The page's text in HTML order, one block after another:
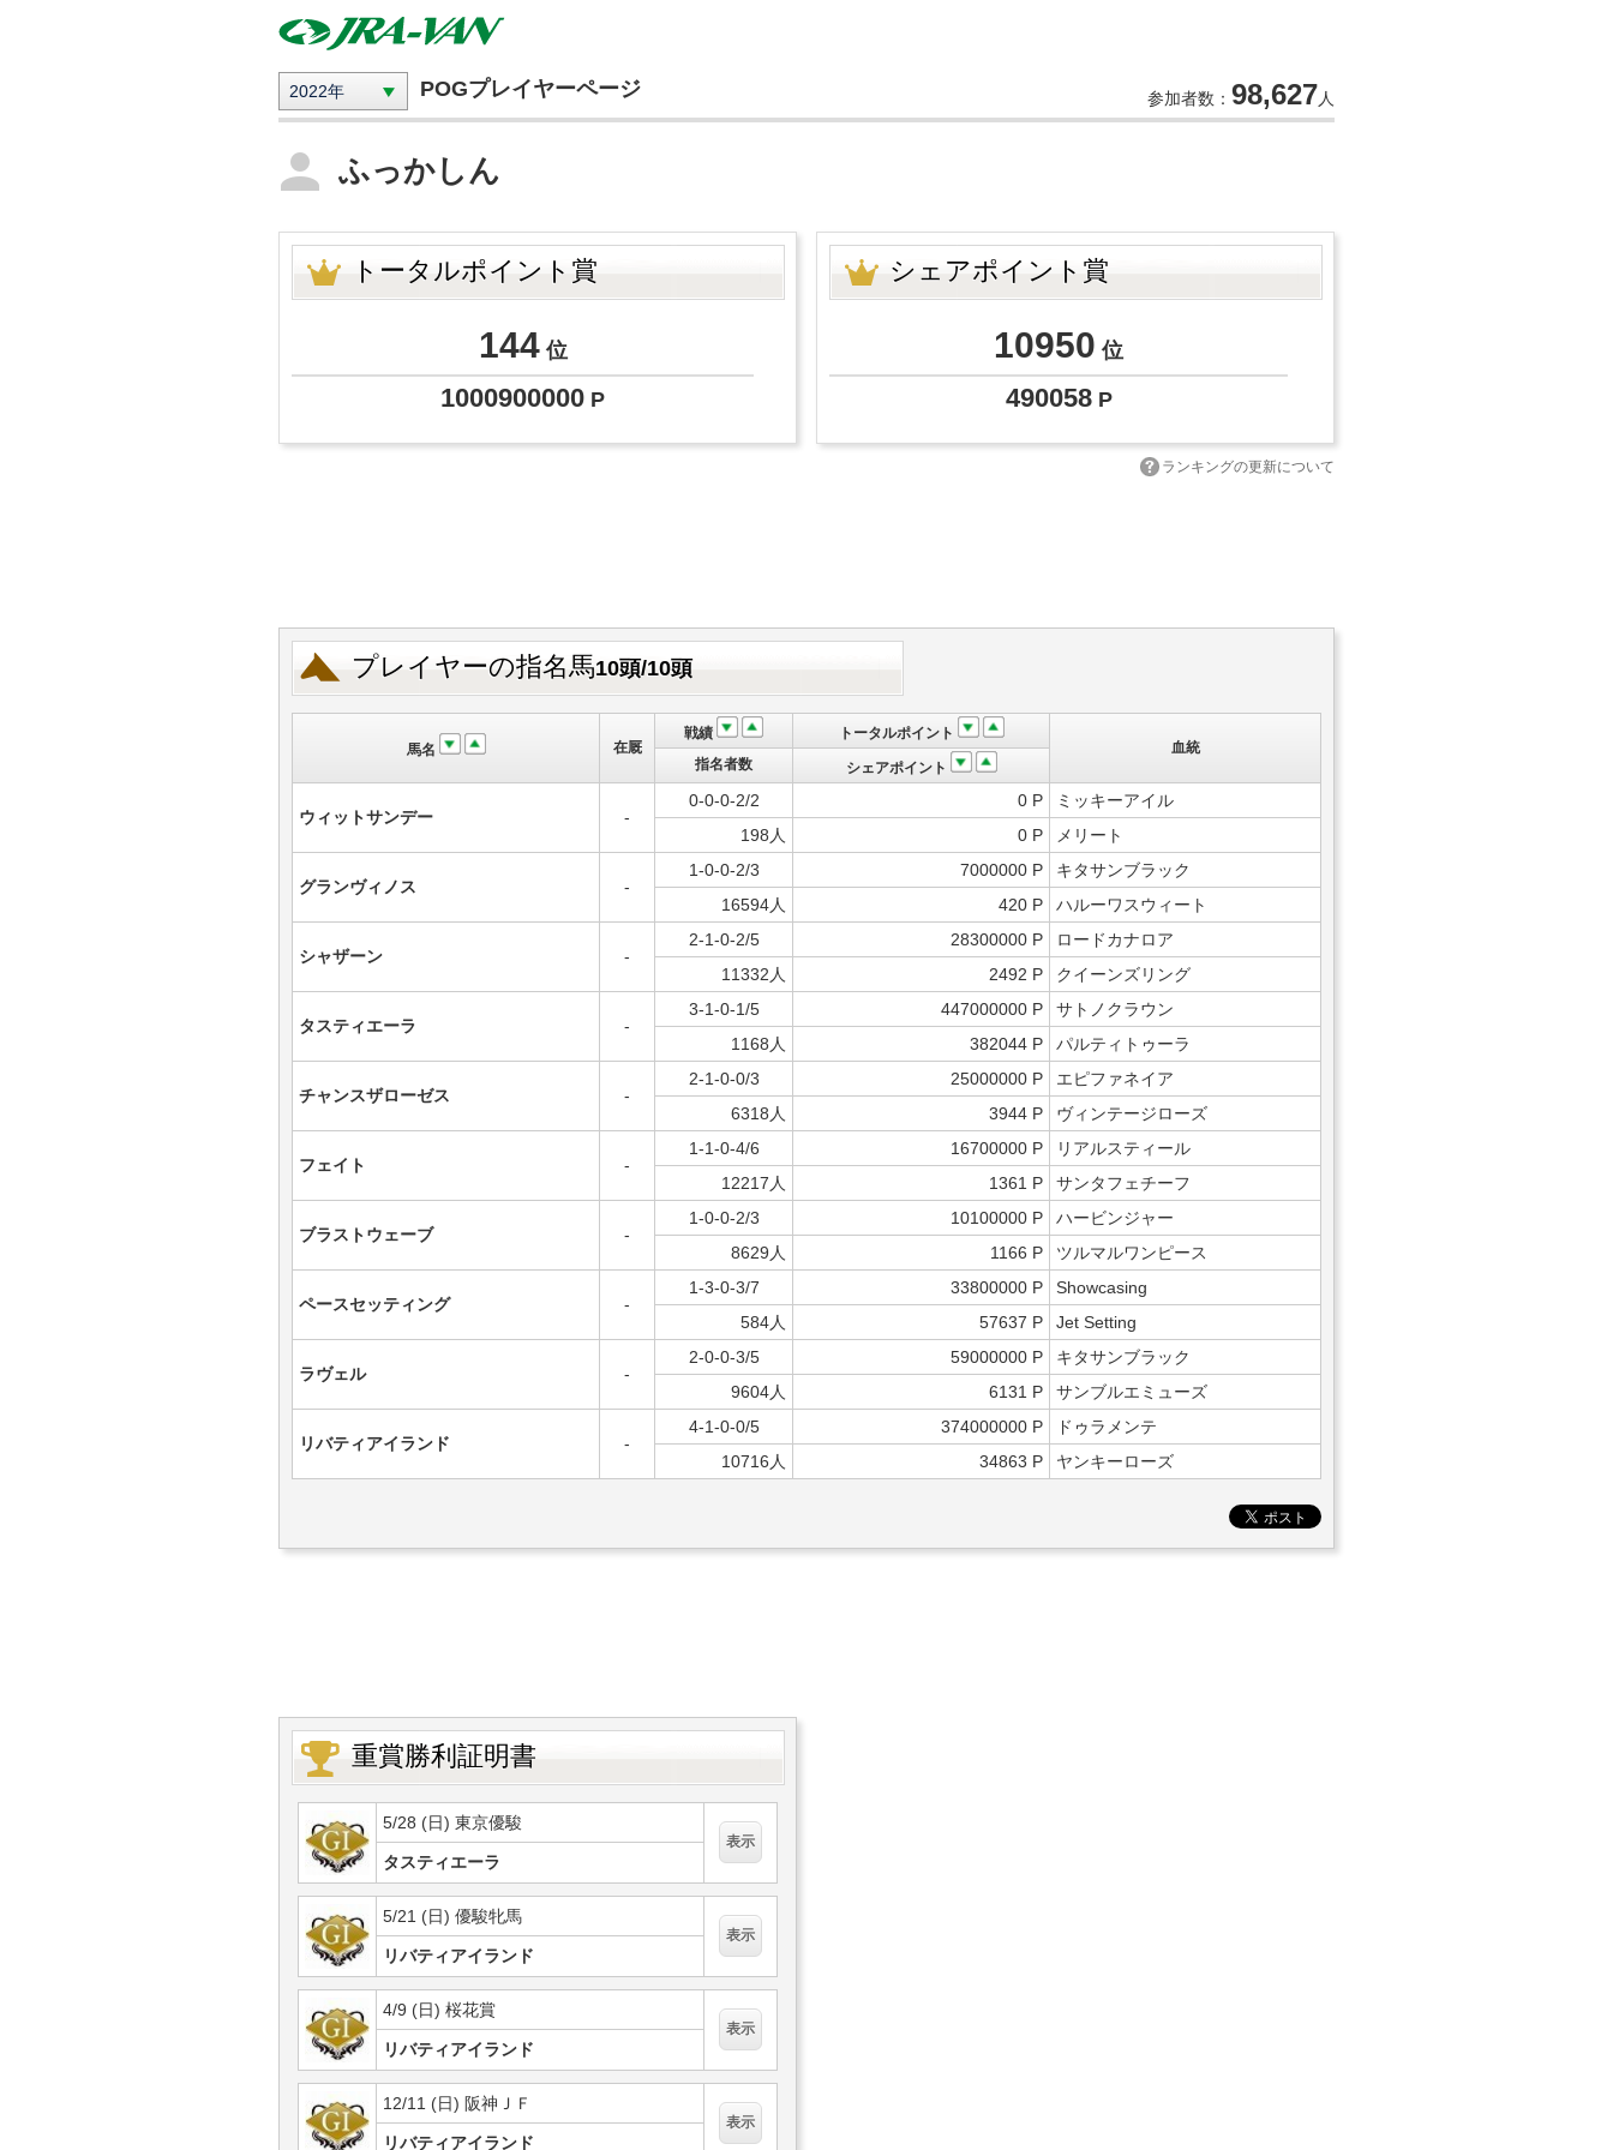
2022年 POGプレイヤーページ 参加者数： 98,627人
ふっかしん
トータルポイント賞
144位
1000900000 P
シェアポイント賞
10950 位
490058P
ランキングの更新について
プレイヤーの指名馬10頭/10頭
馬名 在厩
戦績
トータルポイント
血統
指名者数
シェアポイント
ウィットサンデー -
0-0-0-2/2 0 P
ミッキーアイル
198人
0 P メリート
グランヴィノス -
1-0-0-2/3 7000000 P
キタサンブラック
16594人
420 P ハルーワスウィート
シャザーン -
2-1-0-2/5 28300000 P
ロードカナロア
11332人
2492 P クイーンズリング
タスティエーラ -
3-1-0-1/5 447000000 P
サトノクラウン
1168人
382044 P パルティトゥーラ
チャンスザローゼス -
2-1-0-0/3 25000000 P
エピファネイア
6318人
3944 P ヴィンテージローズ
フェイト -
1-1-0-4/6 16700000 P
リアルスティール
12217人
1361 P サンタフェチーフ
ブラストウェーブ -
1-0-0-2/3 10100000 P
ハービンジャー
8629人
1166 P ツルマルワンピース
ペースセッティング -
1-3-0-3/7 33800000 P
Showcasing
584人
57637 P Jet Setting
ラヴェル -
2-0-0-3/5 59000000 P
キタサンブラック
9604人
6131 P サンブルエミューズ
リバティアイランド -
4-1-0-0/5 374000000 P
ドゥラメンテ
10716人
34863 P ヤンキーローズ
重賞勝利証明書
5/28 (日) 東京優駿
タスティエーラ
5/21 (日) 優駿牝馬
リバティアイランド
4/9 (日) 桜花賞
リバティアイランド
12/11 (日) 阪神ＪＦ
リバティアイランド